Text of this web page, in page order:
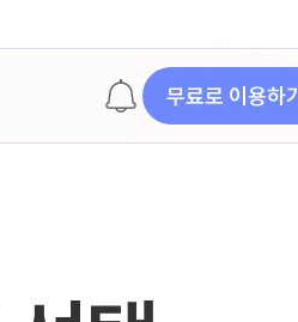
무료로 이용하기